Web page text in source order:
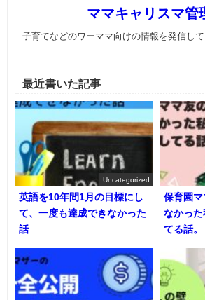
ママキャリスマ管
子育てなどのワーママ向けの情報を発信して
最近書いた記事
Uncategorized
英語を10年間1月の目標にし
て、一度も達成できなかった
話
保育園
なかった
てる話。